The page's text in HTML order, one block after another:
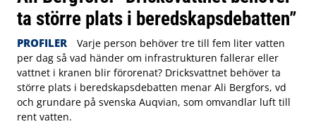
ta större plats i beredskapsdebatten”
PROFILER
Varje person behöver tre till fem liter vatten
per dag så vad händer om infrastrukturen fallerar eller
vattnet i kranen blir förorenat? Dricksvattnet behöver ta
större plats i beredskapsdebatten menar Ali Bergfors, vd
och grundare på svenska Auqvian, som omvandlar luft till
rent vatten.